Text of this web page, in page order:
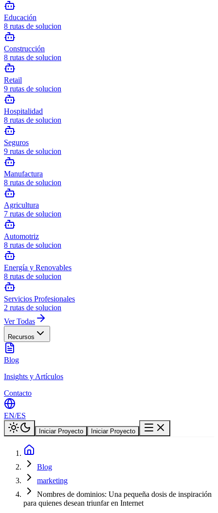
Educación
8 rutas de solucion
Construcción
8 rutas de solucion
Retail
9 rutas de solucion
Hospitalidad
8 rutas de solucion
Seguros
9 rutas de solucion
Manufactura
8 rutas de solucion
Agricultura
7 rutas de solucion
Automotriz
8 rutas de solucion
Energía y Renovables
8 rutas de solucion
Servicios Profesionales
2 rutas de solucion
Ver Todas
Recursos
Blog
Insights y Artículos
Contacto
EN/ES
Iniciar Proyecto Iniciar Proyecto
Blog
marketing
Nombres de dominios: Una pequeña dosis de inspiración
para quienes desean triunfar en Internet